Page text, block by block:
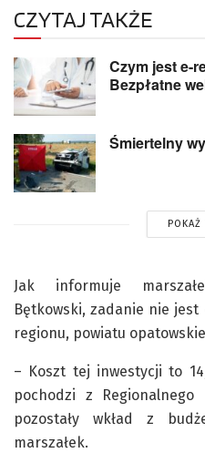
CZYTAJ TAKŻE
Czym jest e-
Bezpłatne
Śmiertelny
POKAŻ
Jak informuje
Bętkowski, zadanie nie
regionu, powiatu
– Koszt tej inwestycji to
pochodzi z Regionalnego
pozostały wkład z
marszałek.